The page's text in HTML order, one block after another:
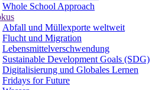
Whole School Approach
Abfall und Müllexporte weltweit
Flucht und Migration
Lebensmittelverschwendung
Sustainable Development Goals (SDG)
Digitalisierung und Globales Lernen
Fridays for Future